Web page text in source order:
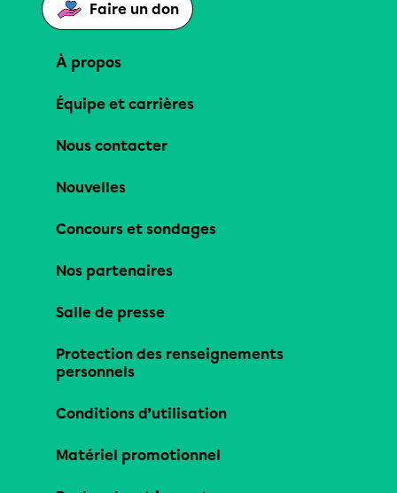
Faire un don
À propos
Équipe et carrières
Nous contacter
Nouvelles
Concours et sondages
Nos partenaires
Salle de presse
Protection des renseignements
personnels
Conditions d’utilisation
Matériel promotionnel